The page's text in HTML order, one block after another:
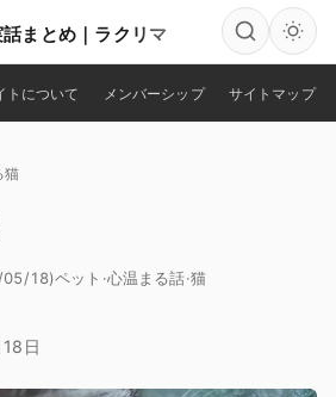
まとめ｜ラクリマ
検索
トについて メンバーシップ サイトマップ
猫
05/18)ペット ·心温まる話·猫
日